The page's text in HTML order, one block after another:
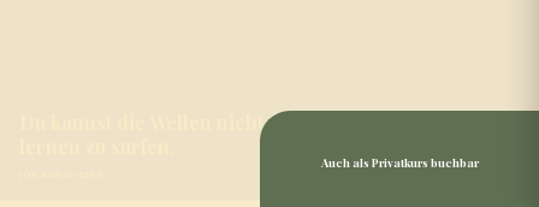
Du kannst die Wellen nicht stoppen, aber du kannst
Auch als Privatkurs buchbar